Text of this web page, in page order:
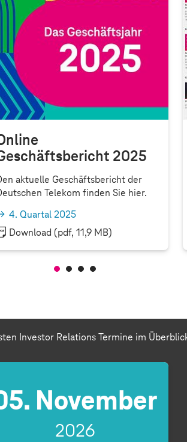
2025
aktuelle Geschäftsbericht der
Telekom finden Sie hier.
4. Quartal 2025
Download (pdf, 11,9 MB)
Investor Relations Termine im
November
2026